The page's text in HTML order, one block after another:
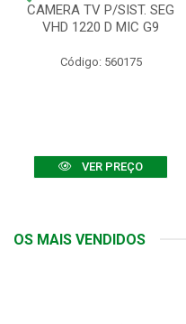
CAMERA TV P/SIST. SEG
VHD 1220 D MIC G9
Código: 560175
VER PREÇO
OS MAIS VENDIDOS